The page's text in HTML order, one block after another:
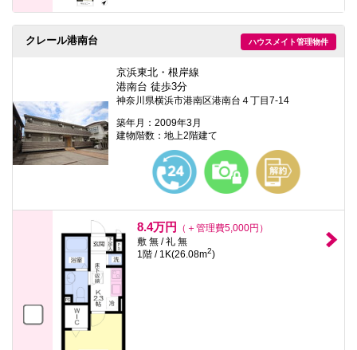
ハウスメイト管理物件
クレール港南台
京浜東北・根岸線
港南台 徒歩3分
神奈川県横浜市港南区港南台４丁目7-14
築年月：2009年3月
建物階数：地上2階建て
8.4万円
（＋管理費5,000円）
敷 無 / 礼 無
1階 / 1K(26.08m2)